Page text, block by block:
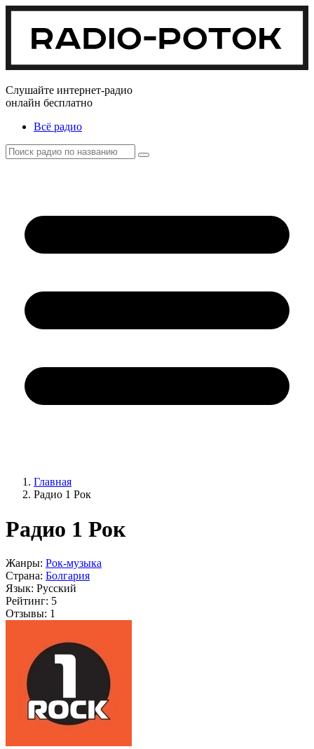
Слушайте интернет-радио
онлайн бесплатно
Всё радио
Главная
Радио 1 Рок
Радио 1 Рок
Жанры: Рок-музыка
Страна: Болгария
Язык: Русский
Рейтинг: 5
Отзывы: 1